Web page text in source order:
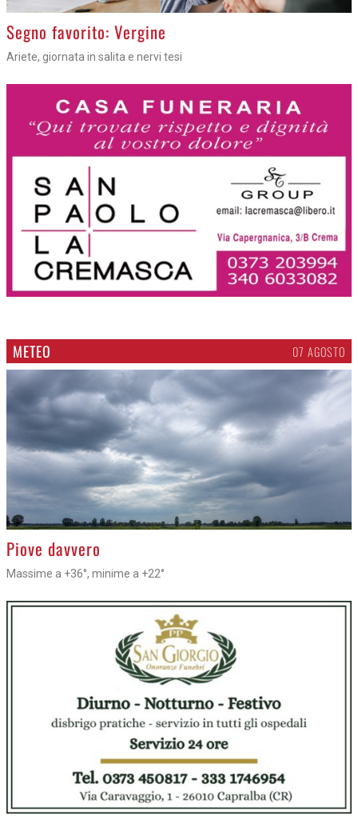
>
Segno favorito: Vergine
Ariete, giornata in salita e nervi tesi
METEO 07 AGOSTO
>
Piove davvero
Massime a +36°, minime a +22°